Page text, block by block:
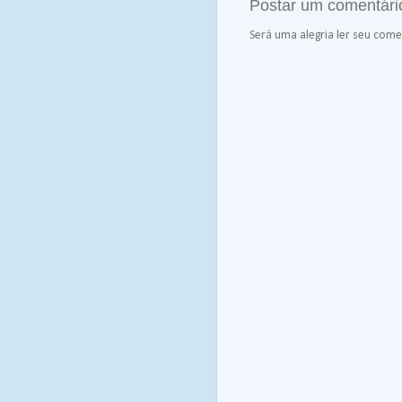
Postar um
Será uma alegria ler seu